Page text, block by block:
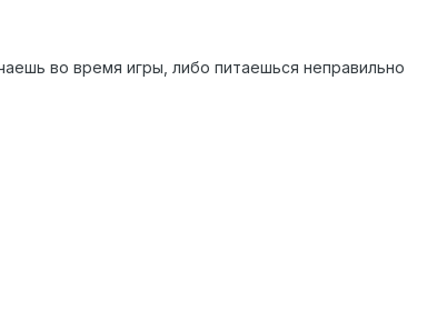
во время игры, либо питаешься неправильно